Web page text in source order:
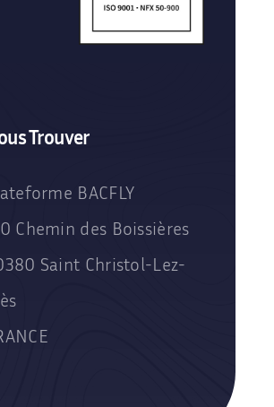
Trouver
BACFLY
Chemin des Boissières
Saint Christol-Lez-